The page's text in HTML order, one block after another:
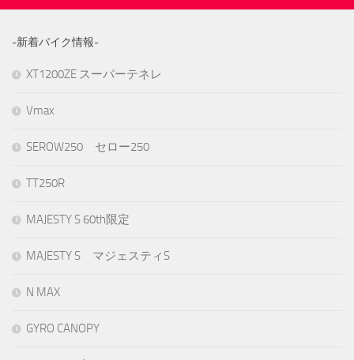
-新着バイク情報-
XT1200ZE スーパーテネレ
Vmax
SEROW250 セロー250
TT250R
MAJESTY S 60th限定
MAJESTY S マジェスティS
N MAX
GYRO CANOPY